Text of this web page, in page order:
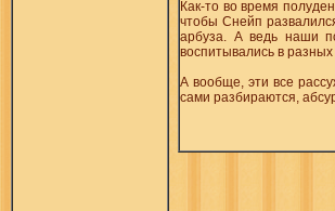
Как-то во время
чтобы Снейп
арбуза. А ведь наши
воспитывались в
А вообще, эти все
сами разбираются,